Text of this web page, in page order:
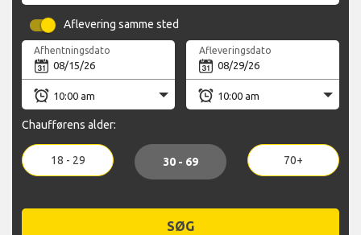
Aflevering samme sted
Afhentningsdato Afleveringsdato
Chaufførens alder:
18 - 29 30 - 69 70+
SØG